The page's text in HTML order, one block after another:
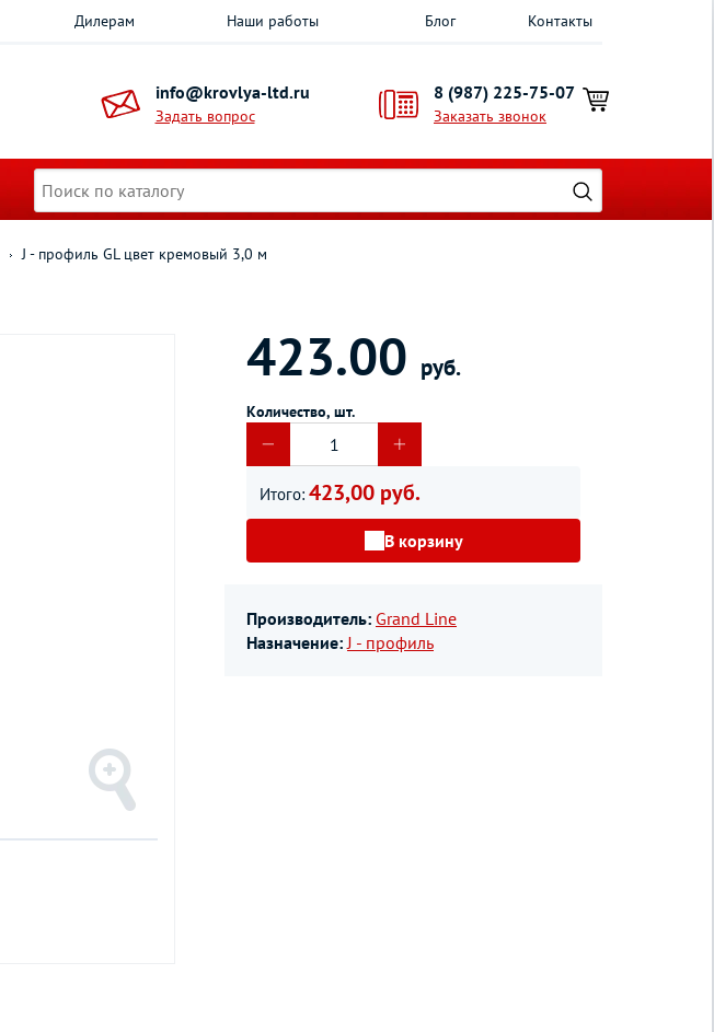
Дилерам Наши работы Блог Контакты
info@krovlya-ltd.ru
Задать вопрос
8 (987) 225-75-07
Заказать звонок
J - профиль GL цвет кремовый 3,0 м
423.00 руб.
Количество, шт.
Итого: 423,00 руб.
В корзину
Производитель: Grand Line
Назначение: J - профиль